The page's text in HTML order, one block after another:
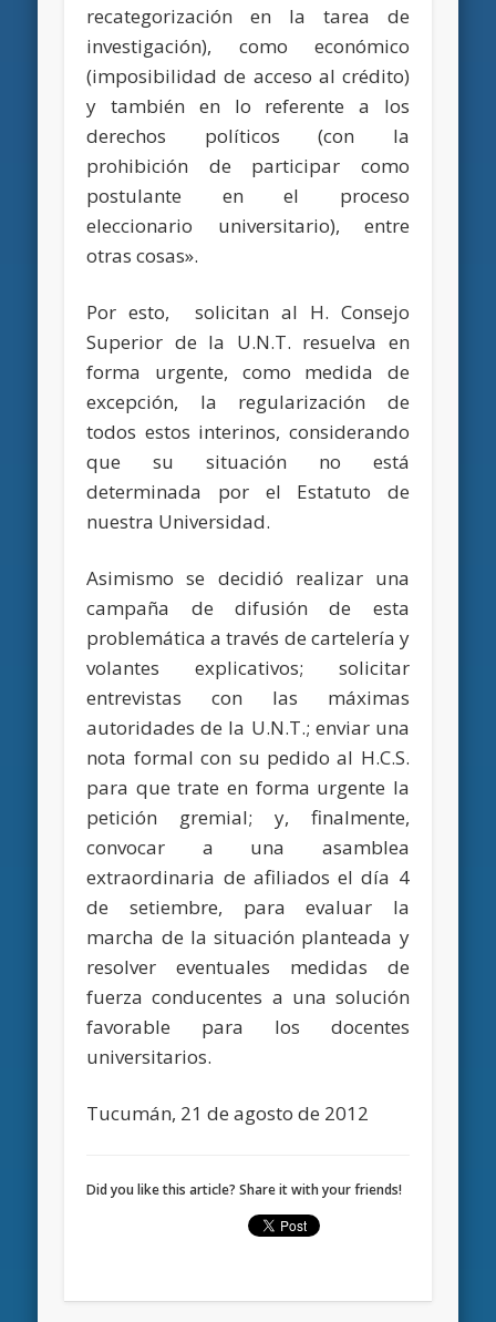
recategorización en la tarea de
investigación), como económico
(imposibilidad de acceso al crédito)
y también en lo referente a los
derechos políticos (con la
prohibición de participar como
postulante en el proceso
eleccionario universitario), entre
otras cosas».
Por esto, solicitan al H. Consejo
Superior de la U.N.T. resuelva en
forma urgente, como medida de
excepción, la regularización de
todos estos interinos, considerando
que su situación no está
determinada por el Estatuto de
nuestra Universidad.
Asimismo se decidió realizar una
campaña de difusión de esta
problemática a través de cartelería y
volantes explicativos; solicitar
entrevistas con las máximas
autoridades de la U.N.T.; enviar una
nota formal con su pedido al H.C.S.
para que trate en forma urgente la
petición gremial; y, finalmente,
convocar a una asamblea
extraordinaria de afiliados el día 4
de setiembre, para evaluar la
marcha de la situación planteada y
resolver eventuales medidas de
fuerza conducentes a una solución
favorable para los docentes
universitarios.
Tucumán, 21 de agosto de 2012
Did you like this article? Share it with your friends!